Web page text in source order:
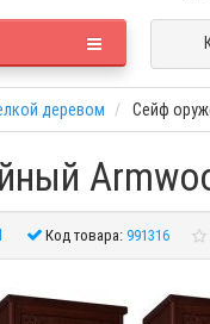
деревом Сейф
Код товара:991316